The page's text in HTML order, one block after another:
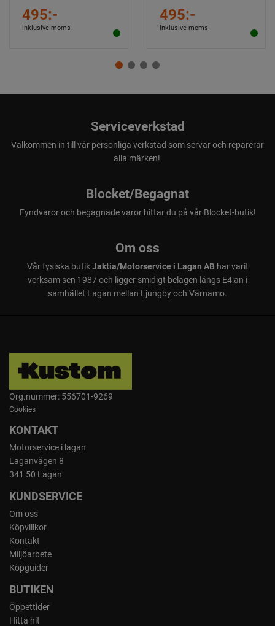
495:-
inklusive moms
495:-
inklusive moms
Serviceverkstad
Välkommen in till vår personliga verkstad som servar och reparerar
alla märken!
Blocket/Begagnat
Fyndvaror och begagnade varor hittar du på vår Blocket-butik!
Om oss
Vår fysiska butikJaktia/Motorservice i Lagan ABhar varit
verksam sen 1987 och ligger smidigt belägen längs E4:an i
samhället Lagan mellan Ljungby och Värnamo.
Org.nummer: 556701-9269
Cookies
KONTAKT
Motorservice i lagan
Laganvägen 8
341 50 Lagan
KUNDSERVICE
Om oss
Köpvillkor
Kontakt
Miljöarbete
Köpguider
BUTIKEN
Öppettider
Hitta hit